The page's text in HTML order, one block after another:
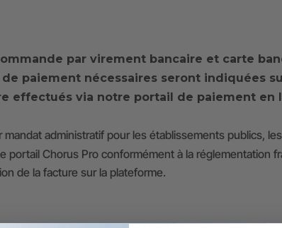
par virement bancaire et carte
paiement nécessaires seront indiquées
effectués via notre portail de paiement
administratif pour les établissements publics,
Chorus Pro conformément à la réglementation
de la facture sur la plateforme.